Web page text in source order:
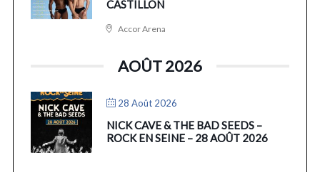
CASTILLON
Accor Arena
AOÛT 2026
28 Août 2026
NICK CAVE & THE BAD SEEDS –
ROCK EN SEINE – 28 AOÛT 2026